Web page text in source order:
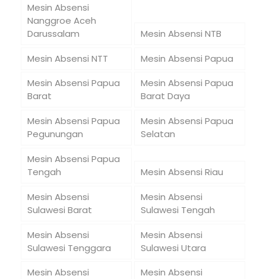
Mesin Absensi
Nanggroe Aceh
Darussalam
Mesin Absensi NTB
Mesin Absensi NTT
Mesin Absensi Papua
Mesin Absensi Papua
Barat
Mesin Absensi Papua
Barat Daya
Mesin Absensi Papua
Pegunungan
Mesin Absensi Papua
Selatan
Mesin Absensi Papua
Tengah
Mesin Absensi Riau
Mesin Absensi
Sulawesi Barat
Mesin Absensi
Sulawesi Tengah
Mesin Absensi
Sulawesi Tenggara
Mesin Absensi
Sulawesi Utara
Mesin Absensi
Mesin Absensi